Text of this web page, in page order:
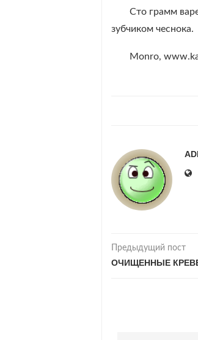
Сто грамм
зубчиком чеснока.
Monro,
Предыдущий пост
ОЧИЩЕННЫЕ